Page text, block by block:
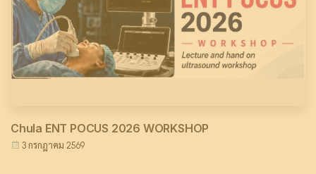
Chula ENT POCUS 2026 WORKSHOP
3 กรกฎาคม 2569